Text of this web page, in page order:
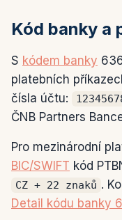
Kód banky a
S kódem banky
platebních
čísla účtu:
ČNB Partners
Pro mezinárodní
BIC/SWIFT kód
CZ + 22 znaků .
Detail kódu banky